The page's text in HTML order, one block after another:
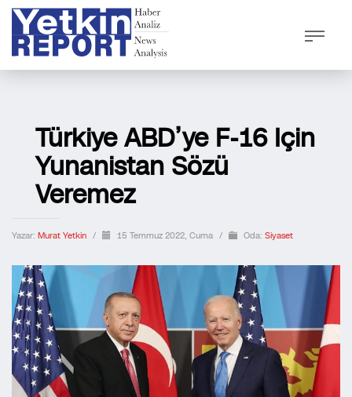
Türkiye ABD’ye F-16 Için
Yunanistan Sözü
Veremez
Yazar: Murat Yetkin / 15 Temmuz 2022, Cuma / Oda: Siyaset